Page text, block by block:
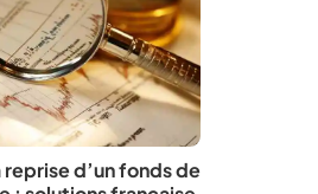
reprise d’un fonds de